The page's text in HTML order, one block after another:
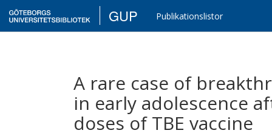
GUP Publikationslistor
A rare case of
in early adolescence
doses of TBE vaccine